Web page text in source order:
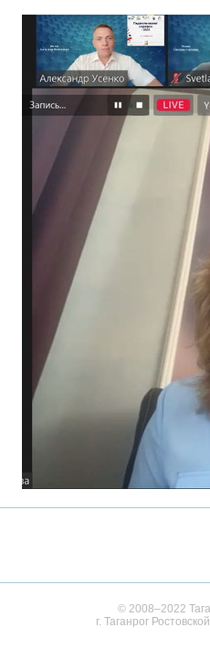
© 2008–2022
г. Таганрог